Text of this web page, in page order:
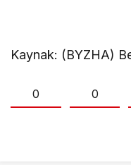
Kaynak: (BYZHA)
0 0